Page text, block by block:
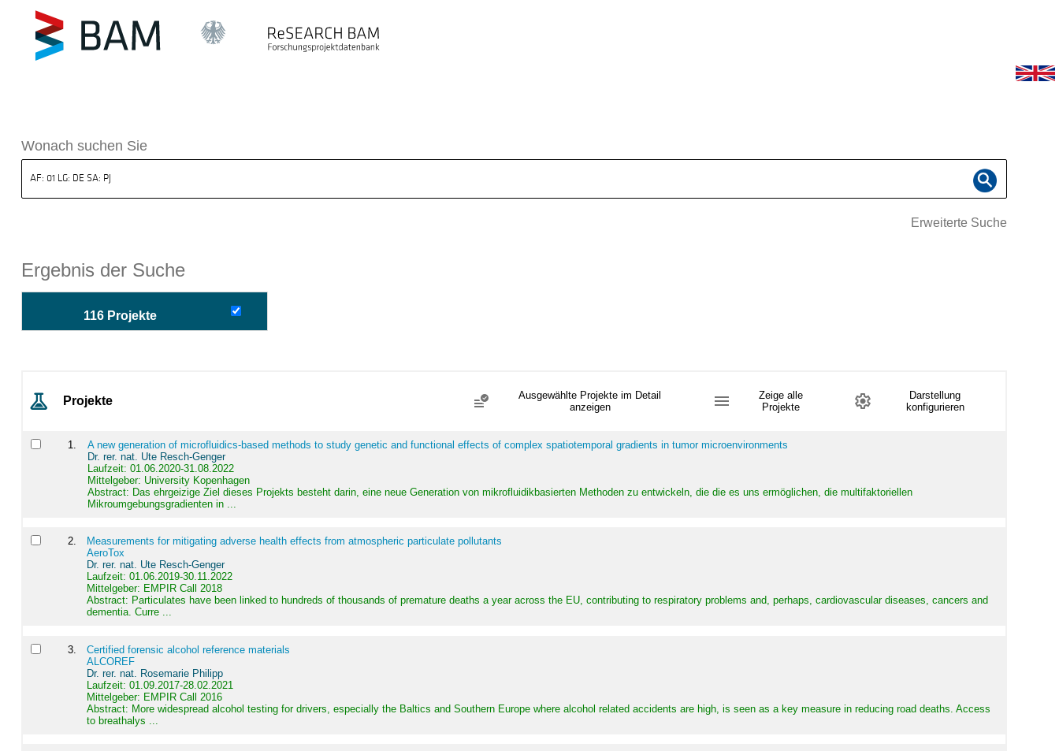
ReSEARCH BAM
Wonach suchen Sie
Erweiterte Suche
Ergebnis der Suche
116 Projekte
Projekte
Ausgewählte Projekte im Detail
anzeigen
Zeige alle
Projekte
Darstellung
konfigurieren
1
A new generation of microfluidics-based methods to study genetic and functional effects of complex spatiotemporal gradients in tumor microenvironments
Dr. rer. nat. Ute Resch-Genger
Laufzeit: 01.06.2020-31.08.2022
Mittelgeber: University Kopenhagen
Abstract: Das ehrgeizige Ziel dieses Projekts besteht darin, eine neue Generation von mikrofluidikbasierten Methoden zu entwickeln, die die es uns ermöglichen, die multifaktoriellen
Mikroumgebungsgradienten in ...
2.
Measurements for mitigating adverse health effects from atmospheric particulate pollutants
AeroTox
Dr. rer. nat. Ute Resch-Genger
Laufzeit: 01.06.2019-30.11.2022
Mittelgeber: EMPIR Call 2018
Abstract: Particulates have been linked to hundreds of thousands of premature deaths a year across the EU, contributing to respiratory problems and, perhaps, cardiovascular diseases, cancers and
dementia. Curre ...
3.
Certified forensic alcohol reference materials
ALCOREF
Dr. rer. nat. Rosemarie Philipp
Laufzeit: 01.09.2017-28.02.2021
Mittelgeber: EMPIR Call 2016
Abstract: More widespread alcohol testing for drivers, especially the Baltics and Southern Europe where alcohol related accidents are high, is seen as a key measure in reducing road deaths. Access
to breathalys ...